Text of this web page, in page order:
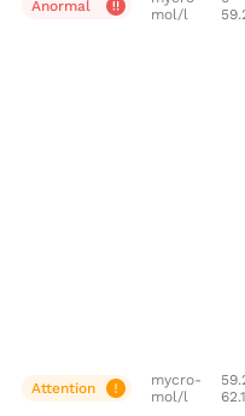
Anormal
mol/l
Attention
mycro-
mol/l